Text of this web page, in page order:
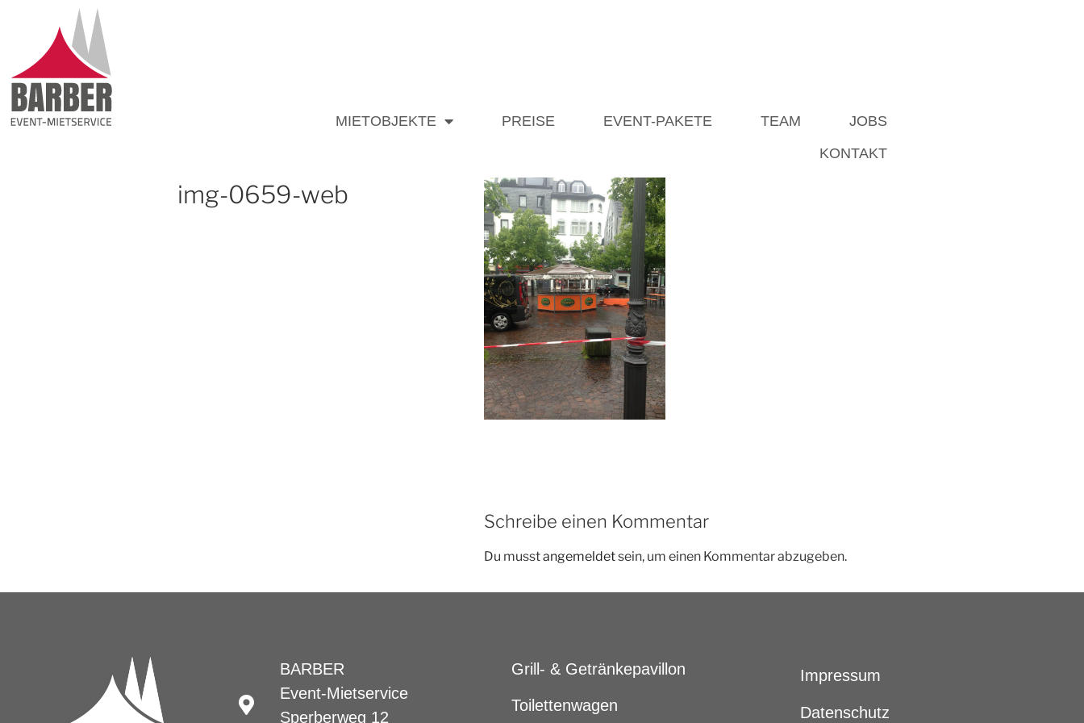
MIETOBJEKTE PREISE EVENT-PAKETE TEAM
JOBS
KONTAKT
img-0659-web
Schreibe einen Kommentar
Du musstangemeldetsein, um einen Kommentar abzugeben.
BARBER
Event-Mietservice
Sperberweg 12
Grill- & Getränkepavillon
Toilettenwagen
Impressum
Datenschutz